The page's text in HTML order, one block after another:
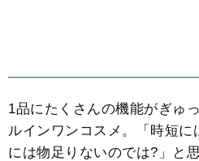
1品にたくさんの機能がぎゅ
ルインワンコスメ。「時短
には物足りないのでは?」と